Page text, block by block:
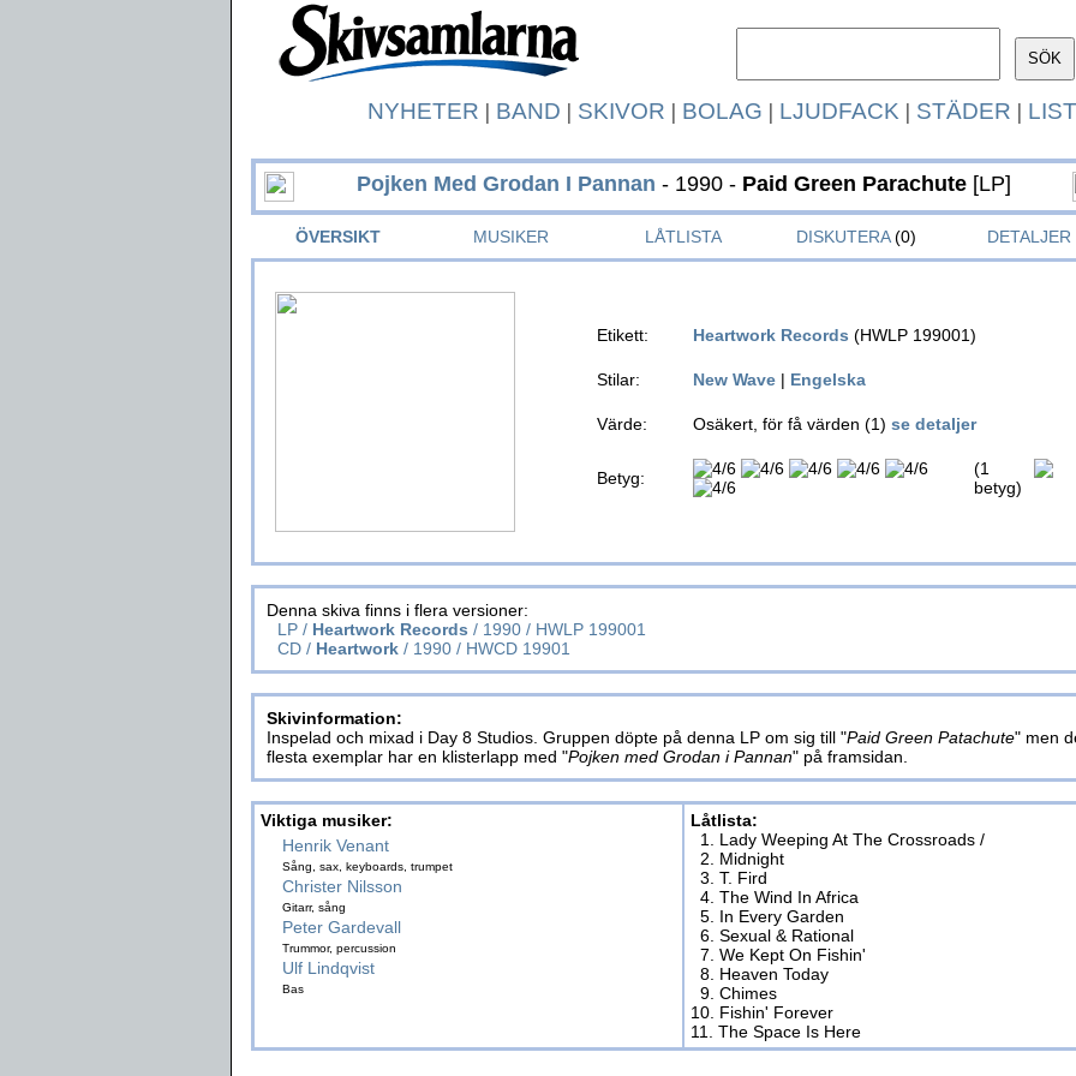
NYHETER | BAND | SKIVOR | BOLAG | LJUDFACK | STÄDER |
Pojken Med Grodan I Pannan - 1990 - Paid Green Parachute[LP]
ÖVERSIKT MUSIKER LÅTLISTA DISKUTERA(0) DETALJER
Etikett: Heartwork Records (HWLP 199001)
Stilar: New Wave | Engelska
Värde: Osäkert, för få värden (1) se detaljer
Betyg:
(1
betyg)
Denna skiva finns i flera versioner:
LP / Heartwork Records / 1990 / HWLP 199001
CD / Heartwork / 1990 / HWCD 19901
Skivinformation:
Inspelad och mixad i Day 8 Studios. Gruppen döpte på denna LP om sig till "Paid Green Patachute" men
flesta exemplar har en klisterlapp med "Pojken med Grodan i Pannan" på framsidan.
Viktiga musiker:
Henrik Venant
Sång, sax, keyboards, trumpet
Christer Nilsson
Gitarr, sång
Peter Gardevall
Trummor, percussion
Ulf Lindqvist
Bas
Låtlista:
1. Lady Weeping At The Crossroads /
2. Midnight
3. T. Fird
4. The Wind In Africa
5. In Every Garden
6. Sexual & Rational
7. We Kept On Fishin'
8. Heaven Today
9. Chimes
10. Fishin' Forever
11. The Space Is Here